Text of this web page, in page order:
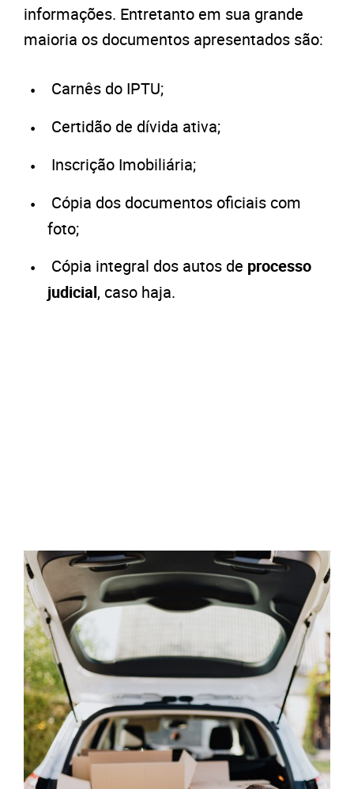
informações. Entretanto em sua grande
maioria os documentos apresentados são:
Carnês do IPTU;
Certidão de dívida ativa;
Inscrição Imobiliária;
Cópia dos documentos oficiais com
foto;
Cópia integral dos autos de processo
judicial, caso haja.